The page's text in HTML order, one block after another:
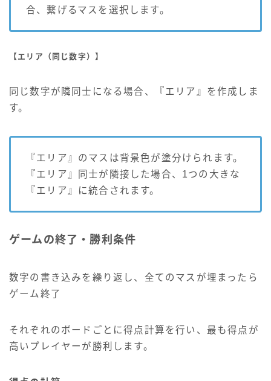
合、繋げるマスを選択します。
【エリア（同じ数字）】
同じ数字が隣同士になる場合、『エリア』を作成しま
す。
『エリア』のマスは背景色が塗分けられます。
『エリア』同士が隣接した場合、1つの大きな
『エリア』に統合されます。
ゲームの終了・勝利条件
数字の書き込みを繰り返し、全てのマスが埋まったら
ゲーム終了
それぞれのボードごとに得点計算を行い、最も得点が
高いプレイヤーが勝利します。